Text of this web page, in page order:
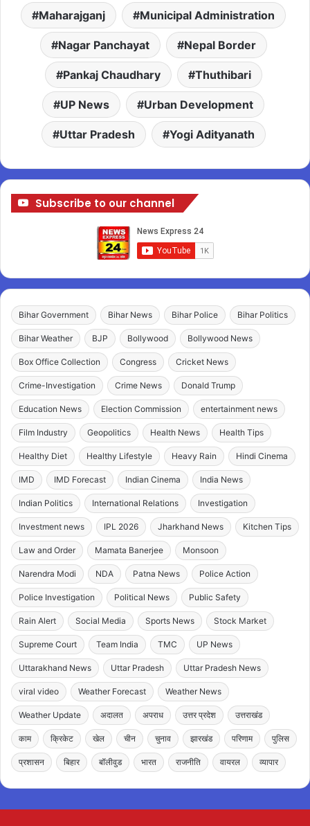
Maharajganj Municipal Administration
Nagar Panchayat Nepal Border
Pankaj Chaudhary Thuthibari
UP News Urban Development
Uttar Pradesh Yogi Adityanath
Subscribe to our channel
Bihar Government Bihar News Bihar Police Bihar Politics
Bihar Weather BJP Bollywood Bollywood News
Box Office Collection Congress Cricket News
Crime-Investigation Crime News Donald Trump
Education News Election Commission entertainment news
Film Industry Geopolitics Health News Health Tips
Healthy Diet Healthy Lifestyle Heavy Rain Hindi Cinema
IMD IMD Forecast Indian Cinema India News
Indian Politics International Relations Investigation
Investment news IPL 2026 Jharkhand News Kitchen Tips
Law and Order Mamata Banerjee Monsoon
Narendra Modi NDA Patna News Police Action
Police Investigation Political News Public Safety
Rain Alert Social Media Sports News Stock Market
Supreme Court Team India TMC UP News
Uttarakhand News Uttar Pradesh Uttar Pradesh News
viral video Weather Forecast Weather News
Weather Update अदालत अपराध उत्तर प्रदेश उत्तराखंड
काम क्रिकेट खेल चीन चुनाव झारखंड परिणाम पुलिस
प्रशासन बिहार बॉलीवुड भारत राजनीति वायरल व्यापार